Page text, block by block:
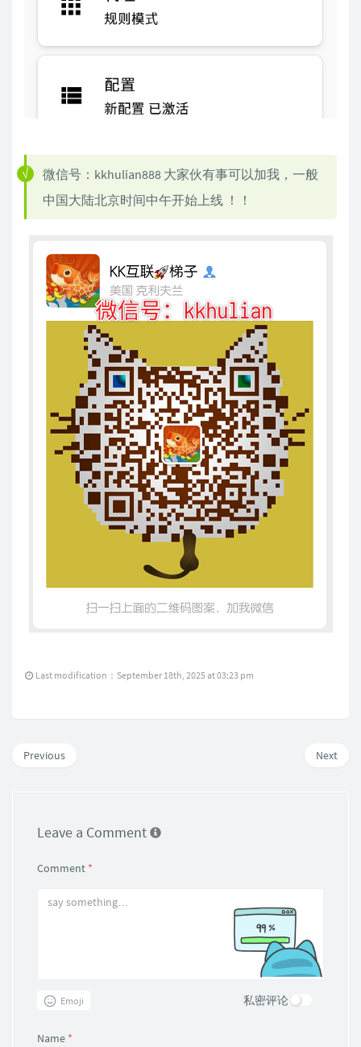
微信号：kkhulian888 大家伙有事可以加我，一般
中国大陆北京时间中午开始上线 ！！
Last modification：September 18th, 2025 at 03:23 pm
Next
Previous
Leave a Comment
Comment *
Emoji 私密评论
Name *